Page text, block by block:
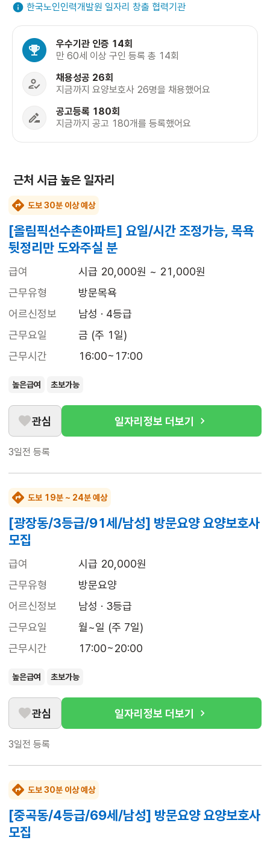
한국노인인력개발원 일자리 창출 협력기관
우수기관 인증 14회
만 60세 이상 구인 등록 총 14회
채용성공 26회
지금까지 요양보호사 26명을 채용했어요
공고등록 180회
지금까지 공고 180개를 등록했어요
근처 시급 높은 일자리
도보 30분 이상 예상
[올림픽선수촌아파트] 요일/시간 조정가능, 목욕
뒷정리만 도와주실 분
급여
시급 20,000원 ~ 21,000원
근무유형
방문목욕
어르신정보
남성 · 4등급
근무요일
금 (주 1일)
근무시간
16:00~17:00
높은급여 초보가능
관심 일자리정보 더보기
3일전 등록
도보 19분 ~ 24분 예상
[광장동/3등급/91세/남성] 방문요양 요양보호사
모집
급여
시급 20,000원
근무유형
방문요양
어르신정보
남성 · 3등급
근무요일
월~일 (주 7일)
근무시간
17:00~20:00
높은급여 초보가능
관심 일자리정보 더보기
3일전 등록
도보 30분 이상 예상
[중곡동/4등급/69세/남성] 방문요양 요양보호사
모집